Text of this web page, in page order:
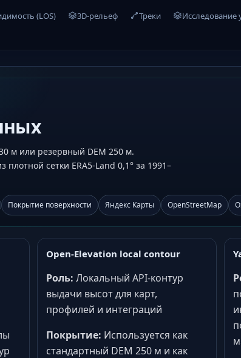
(LOS) 3D-рельеф Треки Исследование
м или резервный DEM 250 м.
сетки ERA5-Land 0,1° за 1991–
Покрытие поверхности Яндекс Карты OpenStreetMap
Open-Elevation local contour
Роль: Локальный API-контур
выдачи высот для карт,
профилей и интеграций
Покрытие: Используется как
стандартный DEM 250 м и как